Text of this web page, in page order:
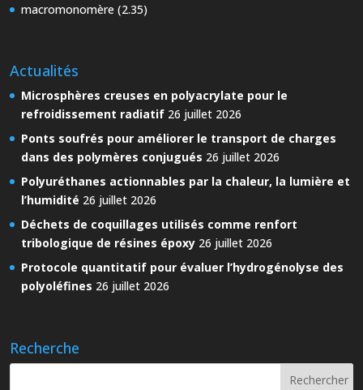
macromonomère (2.35)
Actualités
Microsphères creuses en polyacrylate pour le
refroidissement radiatif 26 juillet 2026
Ponts soufrés pour améliorer le transport de charges
dans des polymères conjugués 26 juillet 2026
Polyuréthanes actionnables par la chaleur, la lumière et
l’humidité 26 juillet 2026
Déchets de coquillages utilisés comme renfort
tribologique de résines époxy 26 juillet 2026
Protocole quantitatif pour évaluer l’hydrogénolyse des
polyoléfines 26 juillet 2026
Recherche